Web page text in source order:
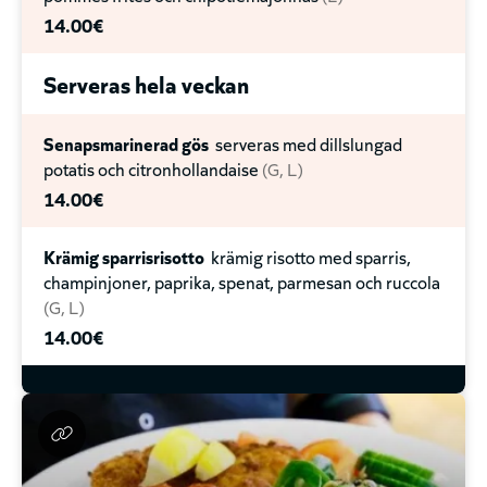
12.90€
lök, paprika, chipotlesås
CustomHos oss kan du bygga din egen sub av vårt
stora utbud på 40+ olika ingredienser!
Friterad Glass Friterad vaniljglass med chokladsås
och jordgubbar
12.00€
Mjuk chokladkaka med rinnig
chokladkärna, serveras med grädde
10.00€
14.00€
Serveras hela veckan
Senapsmarinerad gös serveras med dillslungad
potatis och citronhollandaise G L
14.00€
Krämig sparrisrisotto krämig risotto med sparris,
champinjoner, paprika, spenat, parmesan och ruccola
G L
14.00€